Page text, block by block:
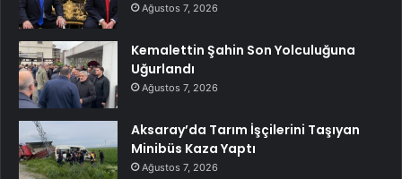
Ağustos 7, 2026
Kemalettin Şahin Son Yolculuğuna
Uğurlandı
Ağustos 7, 2026
Aksaray’da Tarım İşçilerini Taşıyan
Minibüs Kaza Yaptı
Ağustos 7, 2026